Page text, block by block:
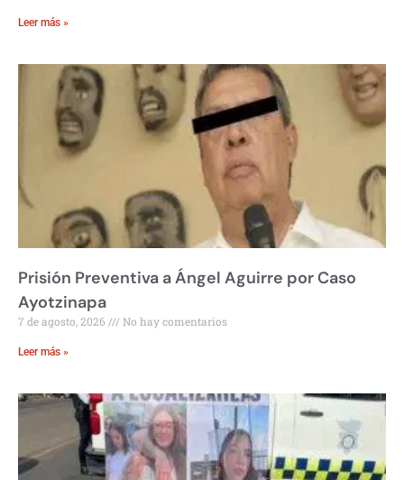
Leer más »
Prisión Preventiva a Ángel Aguirre por Caso
Ayotzinapa
7 de agosto, 2026 No hay comentarios
Leer más »